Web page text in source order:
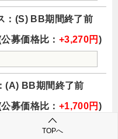
：(S) BB期間終了前
募価格比： +3,270円 )
(A) BB期間終了前
募価格比： +1,700円 )
その後1回は下るこ
上値余地がありそうか
TOPへ